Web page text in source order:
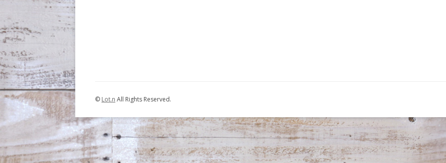
© Lot.n All Rights Reserved.